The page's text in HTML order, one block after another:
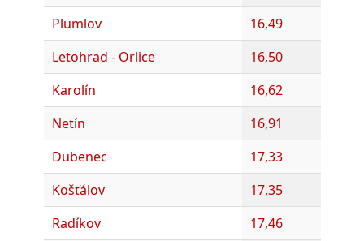
Plumlov
16,49
Letohrad - Orlice
16,50
Karolín
16,62
Netín
16,91
Dubenec
17,33
Košťálov
17,35
Radíkov
17,46